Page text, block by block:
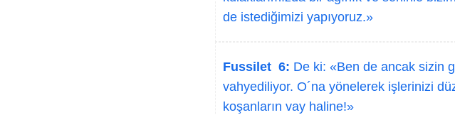
de istediğimizi yapıyoruz.»
Fussilet 6: De ki: «Ben de ancak sizin
vahyediliyor. O´na yönelerek işlerinizi
koşanların vay haline!»